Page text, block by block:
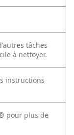
tâches
à nettoyer.
instructions
pour plus de